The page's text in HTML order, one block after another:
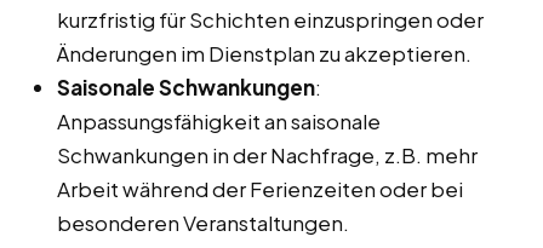
kurzfristig für Schichten einzuspringen oder
Änderungen im Dienstplan zu akzeptieren.
Saisonale Schwankungen:
Anpassungsfähigkeit an saisonale
Schwankungen in der Nachfrage, z.B. mehr
Arbeit während der Ferienzeiten oder bei
besonderen Veranstaltungen.